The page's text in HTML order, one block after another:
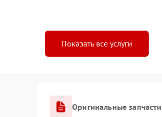
Показать все услуги
Оригинальные